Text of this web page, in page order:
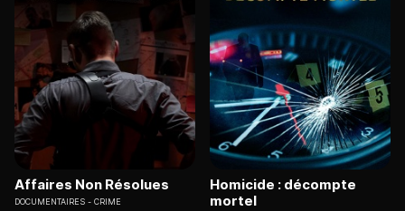
Affaires Non Résolues
DOCUMENTAIRES CRIME
Homicide : décompte
mortel